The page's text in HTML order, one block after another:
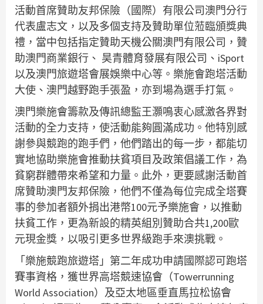
活動首席贊助友邦保險（國際）有限公司澳門分行
代表盧志文，以及多個支持及贊助單位蒞臨頒獎典
禮，當中包括指定贊助天機公關澳門有限公司，贊
助澳門商業銀行、 昊青體育發展有限公司、iSport
以及澳門旅遊塔會展娛樂中心等。樂施會跑塔活動
大使、澳門越野跑手張盈，亦到場為選手打氣。
澳門樂施會籌款及傳訊總監王灝鳴衷心感激各界對
活動的全力支持，使活動能夠圓滿成功。他特別感
謝參與競跑的跑手們，他們踏出的每一步，都能切
實地協助樂施會推動扶貧項目及政策倡議工作，為
貧窮群體帶來希望和力量。此外，更要感謝活動首
席贊助澳門友邦保險，他們不僅為每位完成全塔賽
事的參加者額外捐出港幣100元予樂施會，以推動
扶貧工作，更為新設的精英組別贊助合共1,200歐
元現金獎，以吸引更多世界級跑手來澳挑戰。
「樂施競跑旅遊塔」第二年成功申請國際認可跑塔
賽事資格，獲世界高塔競速協會（Towerrunning
World Association）及亞太地區垂直馬拉松協會